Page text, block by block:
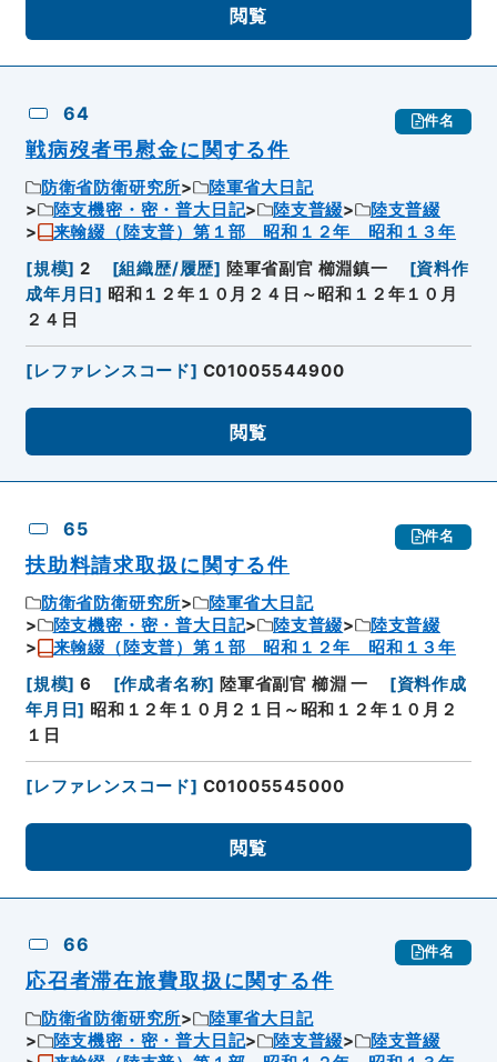
閲覧
64 件名
戦病歿者弔慰金に関する件
防衛省防衛研究所
陸軍省大日記
陸支機密・密・普大日記
陸支普綴
陸支普綴
来翰綴（陸支普）第１部 昭和１２年 昭和１３年
[規模] 2 [組織歴/履歴] 陸軍省副官 櫛淵鎮一 [資料作
成年月日] 昭和１２年１０月２４日～昭和１２年１０月
２４日
[レファレンスコード] C01005544900
閲覧
65 件名
扶助料請求取扱に関する件
防衛省防衛研究所
陸軍省大日記
陸支機密・密・普大日記
陸支普綴
陸支普綴
来翰綴（陸支普）第１部 昭和１２年 昭和１３年
[規模] 6 [作成者名称] 陸軍省副官 櫛淵 一 [資料作成
年月日] 昭和１２年１０月２１日～昭和１２年１０月２
１日
[レファレンスコード] C01005545000
閲覧
66 件名
応召者滞在旅費取扱に関する件
防衛省防衛研究所
陸軍省大日記
陸支機密・密・普大日記
陸支普綴
陸支普綴